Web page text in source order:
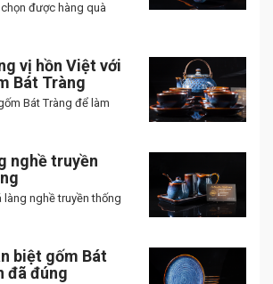
được hàng quà
vị hồn Việt với
Bát Tràng
Bát Tràng để làm
nghề truyền
nghề truyền thống
biệt gốm Bát
đã đúng